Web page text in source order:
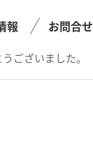
報 お問合せ
ございました。